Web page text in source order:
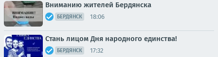
Вниманию жителей Бердянска
БЕРДЯНСК 18:06
Стань лицом Дня народного единства!
БЕРДЯНСК 17:32